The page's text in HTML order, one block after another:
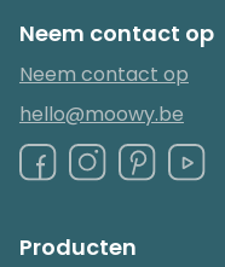
Neem contact op
Neem contact op
hello@moowy.be
Producten